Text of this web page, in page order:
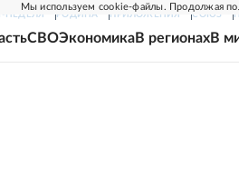
Мы используем cookie-файлы. Продолжая
НЕДЕЛЯ РОДИНА ПРИЛОЖЕНИЯ СОЮЗ
СВОЭкономикаВ регионахВ